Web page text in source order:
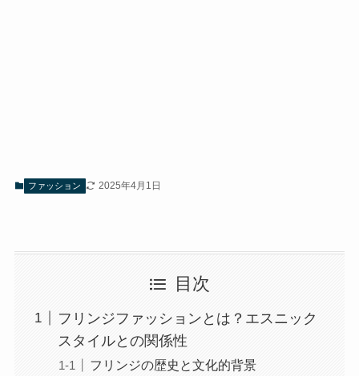
ファッション 2025年4月1日
目次
フリンジファッションとは？エスニック
スタイルとの関係性
フリンジの歴史と文化的背景